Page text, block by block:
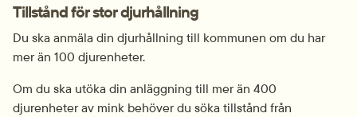
Tillstånd för stor djurhållning
Du ska anmäla din djurhållning till kommunen om du har
mer än 100 djurenheter.
Om du ska utöka din anläggning till mer än 400
djurenheter av mink behöver du söka tillstånd från